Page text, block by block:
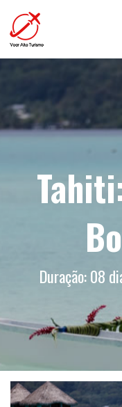
Duração: 08